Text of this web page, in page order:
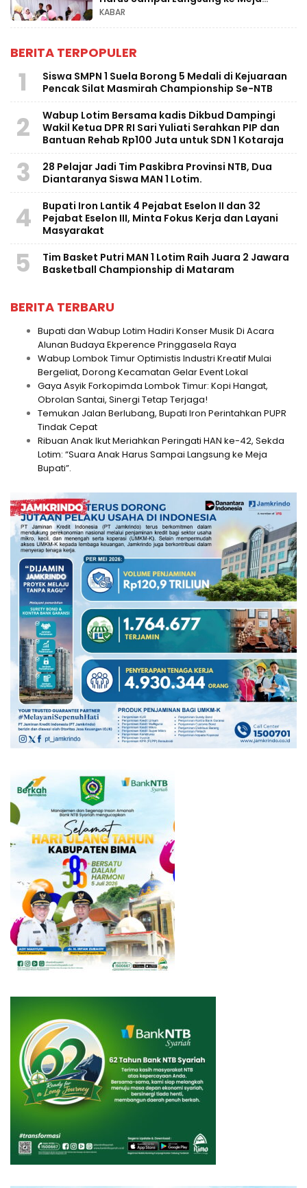
Bupati”.
KABAR
BERITA TERPOPULER
1
Siswa SMPN 1 Suela Borong 5 Medali di Kejuaraan
Pencak Silat Masmirah Championship Se-NTB
2
Wabup Lotim Bersama kadis Dikbud Dampingi
Wakil Ketua DPR RI Sari Yuliati Serahkan PIP dan
Bantuan Rehab Rp100 Juta untuk SDN 1 Kotaraja
3
28 Pelajar Jadi Tim Paskibra Provinsi NTB, Dua
Diantaranya Siswa MAN 1 Lotim.
4
Bupati Iron Lantik 4 Pejabat Eselon II dan 32
Pejabat Eselon III, Minta Fokus Kerja dan Layani
Masyarakat
5
Tim Basket Putri MAN 1 Lotim Raih Juara 2 Jawara
Basketball Championship di Mataram
BERITA TERBARU
Bupati dan Wabup Lotim Hadiri Konser Musik Di Acara
Alunan Budaya Ekperence Pringgasela Raya
Wabup Lombok Timur Optimistis Industri Kreatif Mulai
Bergeliat, Dorong Kecamatan Gelar Event Lokal
Gaya Asyik Forkopimda Lombok Timur: Kopi Hangat,
Obrolan Santai, Sinergi Tetap Terjaga!
Temukan Jalan Berlubang, Bupati Iron Perintahkan PUPR
Tindak Cepat
Ribuan Anak Ikut Meriahkan Peringati HAN ke-42, Sekda
Lotim: “Suara Anak Harus Sampai Langsung ke Meja
Bupati”.